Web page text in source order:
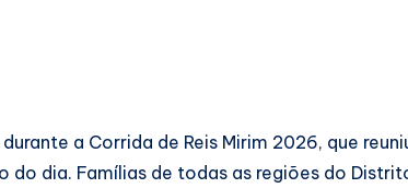
a Corrida de Reis Mirim 2026, que
dia. Famílias de todas as regiões do